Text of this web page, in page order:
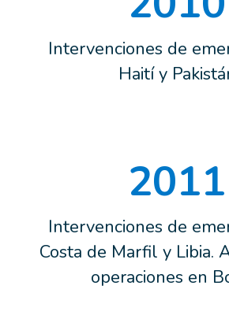
Intervenciones de
Haití y
2011
Intervenciones de
Costa de Marfil y Libia.
operaciones en